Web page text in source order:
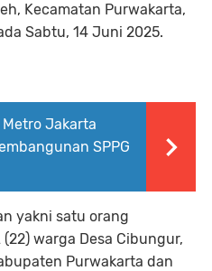
Kecamatan Purwakarta,
Sabtu, 14 Juni 2025.
Metro Jakarta
SPPG
yakni satu orang
warga Desa Cibungur,
Purwakarta dan